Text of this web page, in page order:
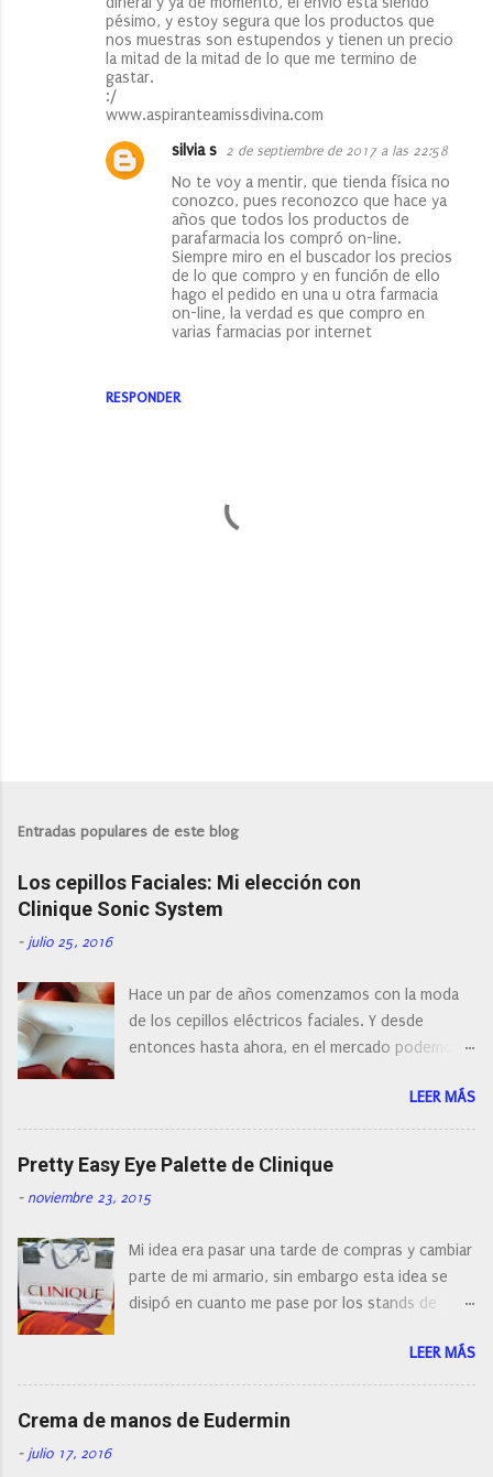
pésimo, y estoy segura que los productos que
nos muestras son estupendos y tienen un precio
la mitad de la mitad de lo que me termino de
gastar.
:/
www.aspiranteamissdivina.com
RESPONDER
silvia s 2 de septiembre de 2017 a las 22:58
No te voy a mentir, que tienda física no
conozco, pues reconozco que hace ya
años que todos los productos de
parafarmacia los compró on-line.
Siempre miro en el buscador los precios
de lo que compro y en función de ello
hago el pedido en una u otra farmacia
on-line, la verdad es que compro en
varias farmacias por internet
l
a
r
u
n
o
m
e
n
t
a
o
Entradas populares de este blog
Los cepillos Faciales: Mi elección con
Clinique Sonic System
- julio 25, 2016
Hace un par de años comenzamos con la moda
de los cepillos eléctricos faciales. Y desde
entonces hasta ahora, en el mercado podemos
con diferentes características, a pilas, a batería,
cepillos de rotación o de oscilación... y
naturalmente de todos los precios. Existe en la
actualidad tal variedad, que antes de hacer la
compra debemos de hacernos unas preguntas:
post os voy a dar mi opinión de porque elegí mi
cepillo facial de Clinique
LEER MÁS
Pretty Easy Eye Palette de Clinique
- noviembre 23, 2015
Mi idea era pasar una tarde de compras y cambiar
parte de mi armario, sin embargo esta idea se
disipó en cuanto me pase por los stands de
resistirse a esta paleta de colores de Clinique.
LEER MÁS
Crema de manos de Eudermin
- julio 17, 2016